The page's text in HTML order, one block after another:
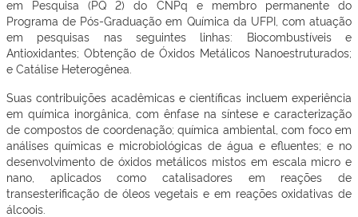
em Pesquisa (PQ 2) do CNPq e membro permanente do
Programa de Pós-Graduação em Química da UFPI, com atuação
em pesquisas nas seguintes linhas: Biocombustíveis e
Antioxidantes; Obtenção de Óxidos Metálicos Nanoestruturados;
e Catálise Heterogênea.
Suas contribuições acadêmicas e científicas incluem experiência
em química inorgânica, com ênfase na síntese e caracterização
de compostos de coordenação; química ambiental, com foco em
análises químicas e microbiológicas de água e efluentes; e no
desenvolvimento de óxidos metálicos mistos em escala micro e
nano, aplicados como catalisadores em reações de
transesterificação de óleos vegetais e em reações oxidativas de
álcoois.